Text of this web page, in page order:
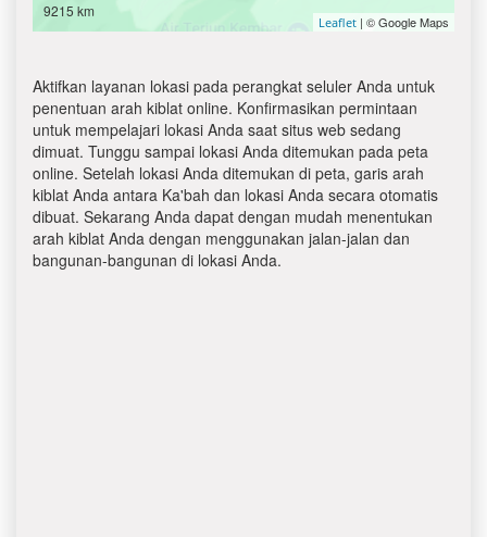
9215 km
Leaflet | © Google Maps
Aktifkan layanan lokasi pada perangkat seluler Anda untuk
penentuan arah kiblat online. Konfirmasikan permintaan
untuk mempelajari lokasi Anda saat situs web sedang
dimuat. Tunggu sampai lokasi Anda ditemukan pada peta
online. Setelah lokasi Anda ditemukan di peta, garis arah
kiblat Anda antara Ka'bah dan lokasi Anda secara otomatis
dibuat. Sekarang Anda dapat dengan mudah menentukan
arah kiblat Anda dengan menggunakan jalan-jalan dan
bangunan-bangunan di lokasi Anda.